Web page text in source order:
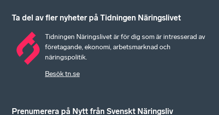
Ta del av fler nyheter på Tidningen Näringslivet
Tidningen Näringslivet är för dig som är intresserad av
företagande, ekonomi, arbetsmarknad och
näringspolitik.
Besök tn.se
Prenumerera på Nytt från Svenskt Näringsliv